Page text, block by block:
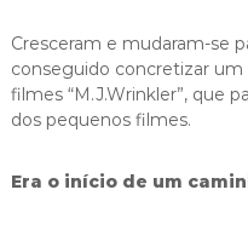
Cresceram e mudaram-se
conseguido concretizar
filmes “M.J.Wrinkler”, que
dos pequenos filmes.
Era o início de um